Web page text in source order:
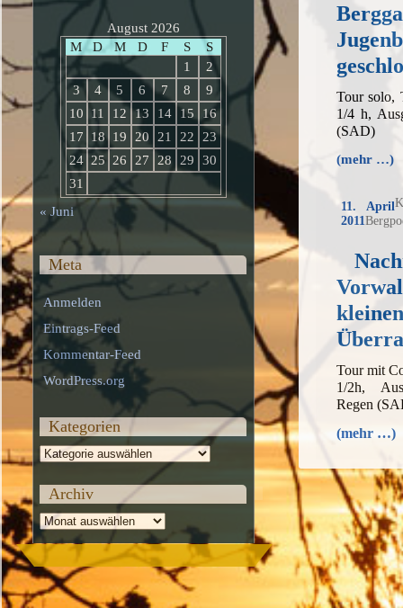
Tour solo,
1/4 h,
(SAD)
(mehr …)
11. April
2011
kleinen
Tour mit
1/2h,
Regen
(mehr …)
August 2026
M
D M D F S
S
1
2
3
4 5 6 7 8
9
10
11 12 13 14 15
16
17
18 19 20 21 22
23
24 25 26 27 28 29
30
31
« Juni
Meta
Anmelden
Eintrags-Feed
Kommentar-Feed
WordPress.org
Kategorien
Kategorien
Archiv
Archiv